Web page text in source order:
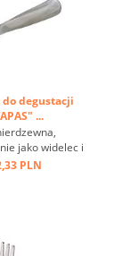
degustacji
...
jako widelec i
...
PLN